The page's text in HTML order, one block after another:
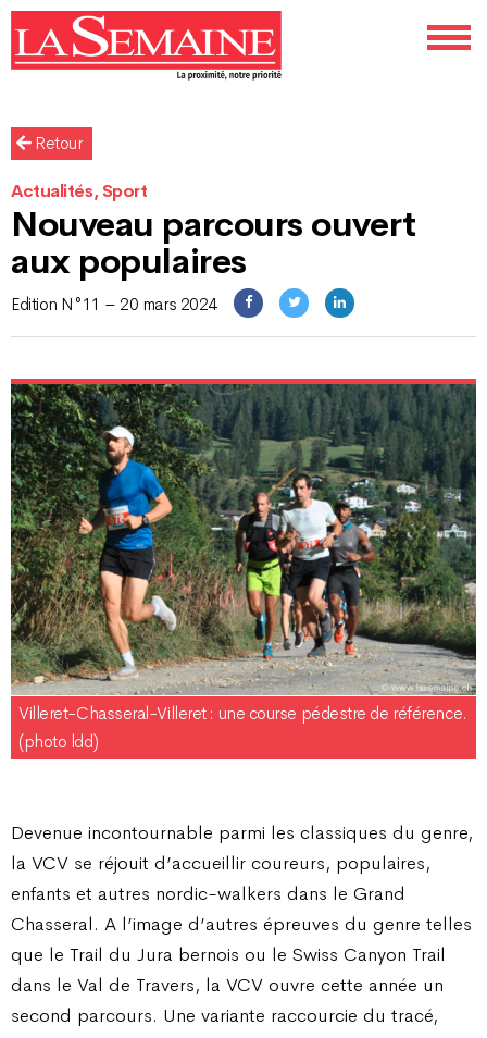
Retour
Actualités, Sport
Nouveau parcours ouvert
aux populaires
Edition N°11 – 20 mars 2024
Villeret-Chasseral-Villeret : une course pédestre de référence.
(photo ldd)
Devenue incontournable parmi les classiques du genre,
la VCV se réjouit d’accueillir coureurs, populaires,
enfants et autres nordic-walkers dans le Grand
Chasseral. A l’image d’autres épreuves du genre telles
que le Trail du Jura bernois ou le Swiss Canyon Trail
dans le Val de Travers, la VCV ouvre cette année un
second parcours. Une variante raccourcie du tracé,